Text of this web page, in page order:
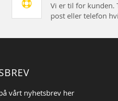
Vi er til for kunden.
post eller telefon
vårt nyhetsbrev her